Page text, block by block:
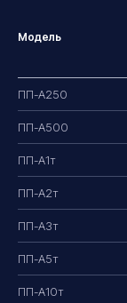
Модель
ПП-А250
ПП-А500
ПП-А1т
ПП-А2т
ПП-А3т
ПП-А5т
ПП-А10т